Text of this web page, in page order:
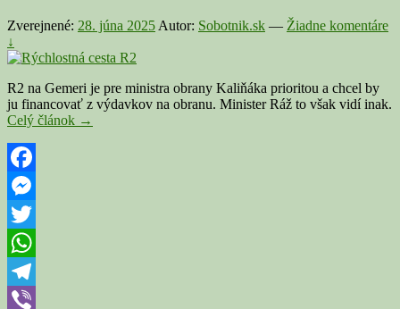
Zverejnené: 28. júna 2025 Autor: Sobotnik.sk — Žiadne komentáre
↓
R2 na Gemeri je pre ministra obrany Kaliňáka prioritou a chcel by
ju financovať z výdavkov na obranu. Minister Ráž to však vidí inak.
Celý článok Ako
→
Facebook
Messenger
Twitter
WhatsApp
Telegram